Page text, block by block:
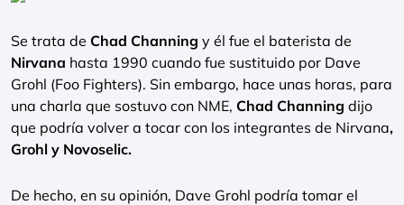
Se trata de Chad Channing y él fue el baterista de
Nirvana hasta 1990 cuando fue sustituido por Dave
Grohl (Foo Fighters). Sin embargo, hace unas horas, para
una charla que sostuvo con NME, Chad Channing dijo
que podría volver a tocar con los integrantes de Nirvana,
Grohl y Novoselic.
De hecho, en su opinión, Dave Grohl podría tomar el